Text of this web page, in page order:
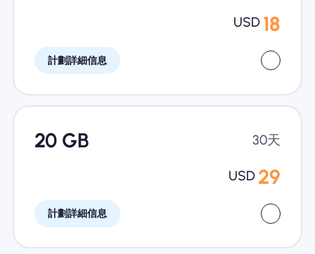
USD 18
計劃詳細信息
20 GB 30天
USD 29
計劃詳細信息